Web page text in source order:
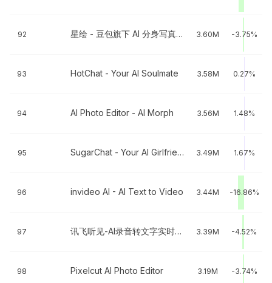
92 星绘 - 豆包旗下 AI 分身写真图片视频 3.60M -3.75%
93 HotChat - Your AI Soulmate 3.58M 0.27%
94 AI Photo Editor - AI Morph 3.56M 1.48%
95 SugarChat - Your AI Girlfriend 3.49M 1.67%
96 invideo AI - AI Text to Video 3.44M -16.86%
97 讯飞听见-AI录音转文字实时翻译 3.39M -4.52%
98 Pixelcut AI Photo Editor 3.19M -3.74%